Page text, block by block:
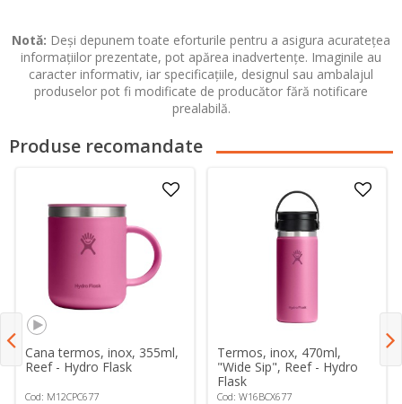
Notă: Deși depunem toate eforturile pentru a asigura acuratețea
informațiilor prezentate, pot apărea inadvertențe. Imaginile au
caracter informativ, iar specificațiile, designul sau ambalajul
produselor pot fi modificate de producător fără notificare
prealabilă.
Produse recomandate
Cana termos, inox, 355ml,
Reef - Hydro Flask
Cod: M12CPC677
Termos, inox, 470ml,
"Wide Sip", Reef - Hydro
Flask
Cod: W16BCX677